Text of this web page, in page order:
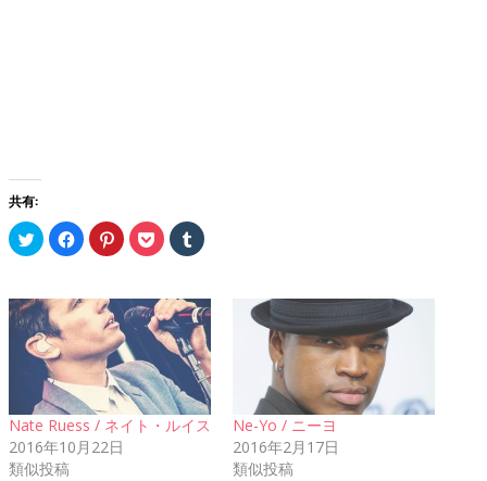
共有:
ク
リ
て
Twitter
で
共
有
(新
し
い
ウ
ィ
ン
ド
ウ
で
Facebook
で
る
に
は
ク
リ
ッ
て
く
だ
さ
い
ク
リ
て
Pinterest
で
共
有
(新
し
い
ウ
ィ
ン
ド
ウ
ク
リ
て
Pocket
で
シ
ェ
ア
(新
し
い
ウ
ィ
ク
リ
て
Tumblr
で
共
有
(新
し
い
ウ
ィ
ン
Nate Ruess / ネイト・ルイス
2016年10月22日
類似投稿
Ne-Yo / ニーヨ
2016年2月17日
類似投稿